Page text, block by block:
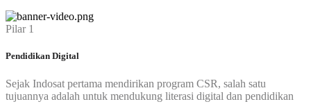
Pilar 1
Pendidikan Digital
Sejak Indosat pertama mendirikan program CSR, salah satu
tujuannya adalah untuk mendukung literasi digital dan pendidikan